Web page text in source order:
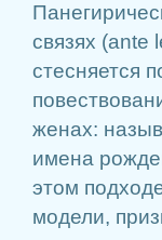
связях (ante
стесняется
женах:
имена
этом
модели,